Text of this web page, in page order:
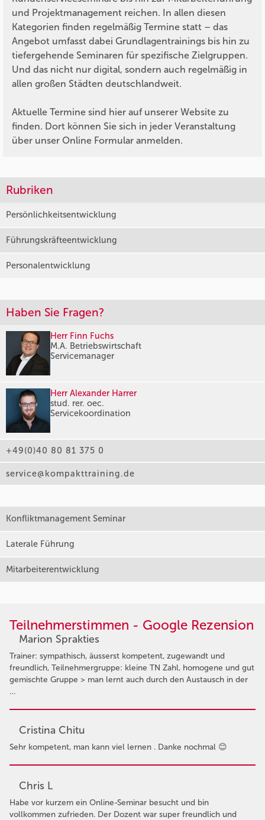
und Projektmanagement reichen. In allen diesen
Kategorien finden regelmäßig Termine statt – das
Angebot umfasst dabei Grundlagentrainings bis hin zu
tiefergehende Seminaren für spezifische Zielgruppen.
Und das nicht nur digital, sondern auch regelmäßig in
allen großen Städten deutschlandweit.
Aktuelle Termine sind hier auf unserer Website zu
finden. Dort können Sie sich in jeder Veranstaltung
über unser Online Formular anmelden.
Rubriken
Persönlichkeitsentwicklung
Führungskräfteentwicklung
Personalentwicklung
Haben Sie Fragen?
Herr Finn Fuchs
M.A. Betriebswirtschaft
Servicemanager
Herr Alexander Harrer
stud. rer. oec.
Servicekoordination
+49(0)40 80 81 375 0
service@kompakttraining.de
Konfliktmanagement Seminar
Laterale Führung
Mitarbeiterentwicklung
Teilnehmerstimmen - Google Rezension
Marion Sprakties
Trainer: sympathisch, äusserst kompetent, zugewandt und
freundlich, Teilnehmergruppe: kleine TN Zahl, homogene und gut
gemischte Gruppe > man lernt auch durch den Austausch in der
…
Cristina Chitu
Sehr kompetent, man kann viel lernen . Danke nochmal 😊
Chris L
Habe vor kurzem ein Online-Seminar besucht und bin
vollkommen zufrieden. Der Dozent war super freundlich und